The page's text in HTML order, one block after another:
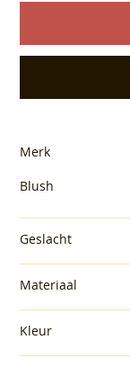
Merk
Blush
Geslacht
Materiaal
Kleur